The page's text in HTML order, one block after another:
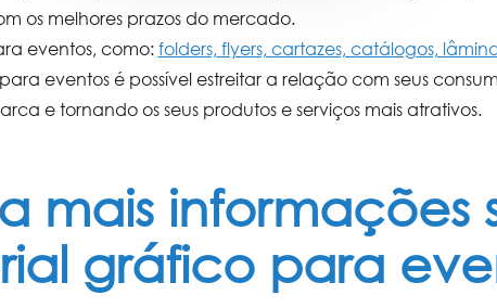
os melhores prazos do mercado.
eventos, como: folders, flyers, cartazes, catálogos,
eventosé possível estreitar a relação com seus
e tornando os seus produtos e serviços mais atrativos.
mais informações
gráfico para